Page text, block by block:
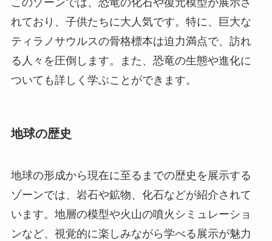
れており、子供たちに大人気です。特に、巨大な
ティラノサウルスの骨格標本は迫力満点で、訪れ
る人々を圧倒します。また、恐竜の生態や進化に
ついても詳しく学ぶことができます。
地球の歴史
地球の形成から現在に至るまでの歴史を展示する
ゾーンでは、岩石や鉱物、化石などが紹介されて
います。地層の模型や火山の噴火シミュレーショ
ンなど、視覚的に楽しみながら学べる展示が魅力